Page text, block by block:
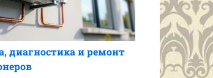
диагностика и ремонт